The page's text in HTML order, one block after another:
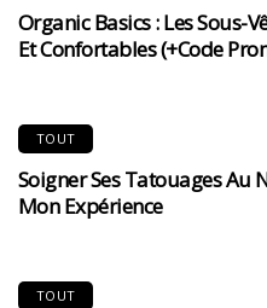
Organic Basics : Les Sous-
Et Confortables (+code
TOUT
Soigner Ses Tatouages Au
Mon Expérience
TOUT